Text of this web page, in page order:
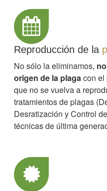
Reproducción de la
No sólo la eliminamos,
origen de la plagacon el
que no se vuelva a
tratamientos de plagas
Desratización y Control
técnicas de última